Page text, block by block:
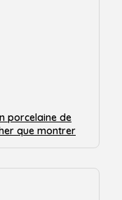
porcelaine de
que montrer